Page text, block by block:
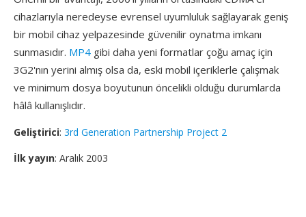
cihazlarıyla neredeyse evrensel uyumluluk sağlayarak geniş
bir mobil cihaz yelpazesinde güvenilir oynatma imkanı
sunmasıdır. MP4 gibi daha yeni formatlar çoğu amaç için
3G2'nın yerini almış olsa da, eski mobil içeriklerle çalışmak
ve minimum dosya boyutunun öncelikli olduğu durumlarda
hâlâ kullanışlıdır.
Geliştirici: 3rd Generation Partnership Project 2
İlk yayın: Aralık 2003